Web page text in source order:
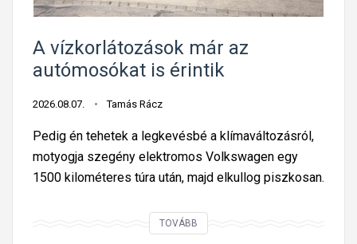
A vízkorlátozások már az
autómosókat is érintik
2026.08.07. Tamás Rácz
Pedig én tehetek a legkevésbé a klímaváltozásról,
motyogja szegény elektromos Volkswagen egy
1500 kilométeres túra után, majd elkullog piszkosan.
TOVÁBB